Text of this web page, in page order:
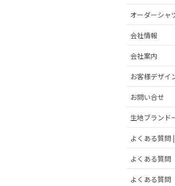
オーダーシャ
会社情報
会社案内
お客様デザイ
お問い合せ
生地ブランド
よくある質問
よくある質
よくある質